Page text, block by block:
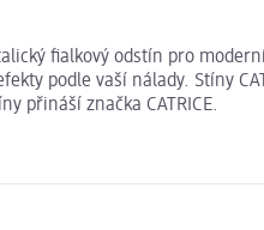
fialkový odstín pro
podle vaší nálady. Stíny
přináší značka CATRICE.